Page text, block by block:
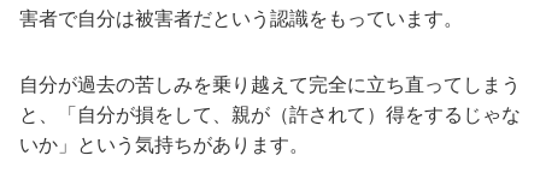
害者で自分は被害者だという認識をもっています。
自分が過去の苦しみを乗り越えて完全に立ち直ってしまう
と、「自分が損をして、親が（許されて）得をするじゃな
いか」という気持ちがあります。